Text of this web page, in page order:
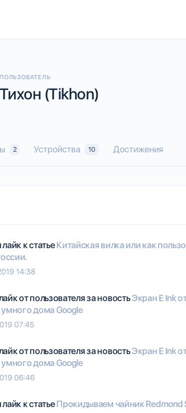
ПОЛЬЗОВАТЕЛЬ
Тихон (Tikhon)
2 Устройства 10 Достижения
к статьеКитайская вилка или как
14:38
от пользователяза новостьЭкран E Ink
умного дома Google
07:45
от пользователяза новостьЭкран E Ink
умного дома Google
06:46
к статьеПрокидываем чайник Redmond